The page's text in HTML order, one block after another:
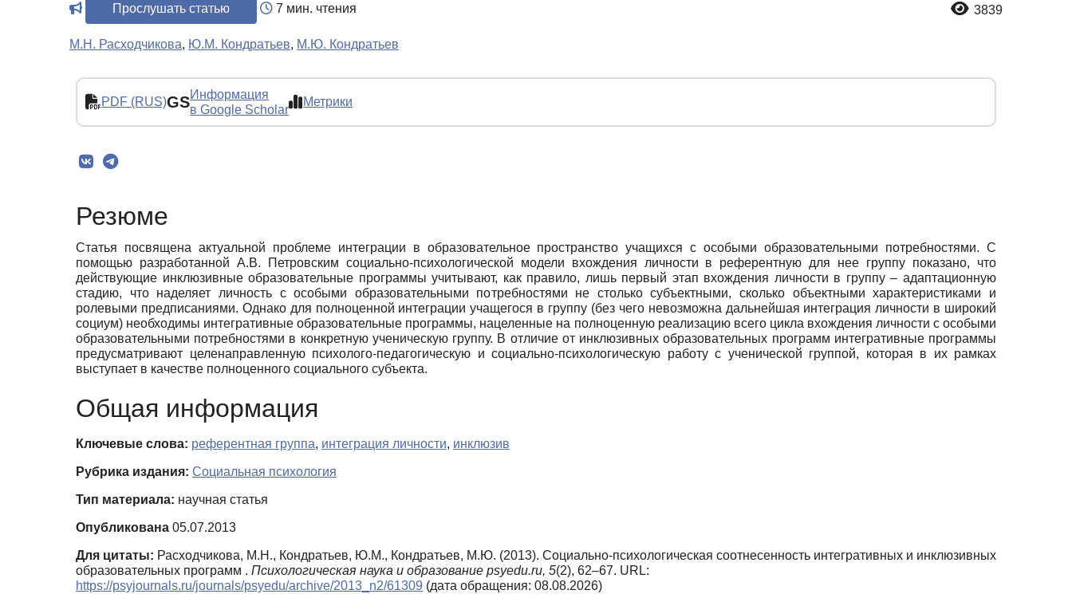
Прослушать статью 7 мин. чтения 3839
М.Н. Расходчикова, Ю.М. Кондратьев, М.Ю. Кондратьев
PDF (RUS)GSИнформация
в Google Scholar
Метрики
Резюме
Статья посвящена актуальной проблеме интеграции в образовательное пространство учащихся с особыми образовательными потребностями. С
помощью разработанной А.В. Петровским социально-психологической модели вхождения личности в референтную для нее группу показано, что
действующие инклюзивные образовательные программы учитывают, как правило, лишь первый этап вхождения личности в группу – адаптационную
стадию, что наделяет личность с особыми образовательными потребностями не столько субъектными, сколько объектными характеристиками и
ролевыми предписаниями. Однако для полноценной интеграции учащегося в группу (без чего невозможна дальнейшая интеграция личности в широкий
социум) необходимы интегративные образовательные программы, нацеленные на полноценную реализацию всего цикла вхождения личности с особыми
образовательными потребностями в конкретную ученическую группу. В отличие от инклюзивных образовательных программ интегративные программы
предусматривают целенаправленную психолого-педагогическую и социально-психологическую работу с ученической группой, которая в их рамках
выступает в качестве полноценного социального субъекта.
Общая информация
Ключевые слова: референтная группа, интеграция личности, инклюзив
Рубрика издания: Социальная психология
Тип материала: научная статья
Опубликована 05.07.2013
Для цитаты: Расходчикова, М.Н., Кондратьев, Ю.М., Кондратьев, М.Ю. (2013). Социально-психологическая соотнесенность интегративных и инклюзивных
образовательных программ . Психологическая наука и образование psyedu.ru, 5(2), 62–67. URL:
https://psyjournals.ru/journals/psyedu/archive/2013_n2/61309 (дата обращения: 08.08.2026)